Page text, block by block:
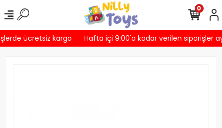
ücretsiz kargo Hafta içi 9:00'a kadar verilen siparişler
0